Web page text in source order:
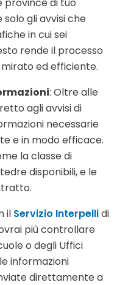
gli avvisi che
in cui sei
rende il processo
ed efficiente.
: Oltre alle
agli avvisi di
necessarie
e in modo efficace.
la classe di
disponibili, e le
il Servizio Interpellidi
più controllare
o degli Uffici
informazioni
direttamente a